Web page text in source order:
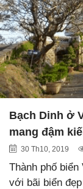
Bạch Dinh ở
mang đậm
30 Th10, 2019
Thành phố
với bãi biển